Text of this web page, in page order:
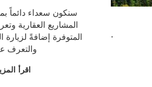
سنكون سعداء دائماً
المشاريع العقارية
المتوفرة إضافةً لزيارة
والتعرف
اقرأ
.